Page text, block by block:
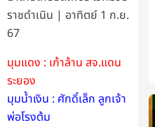
ราชดำเนิน | อาทิตย์ 1 ก.ย.
67
มุมแดง : เก้าล้าน สจ.แดน
ระยอง
มุมน้ำเงิน : ศักดิ์เล็ก ลูกเจ้า
พ่อโรงต้ม